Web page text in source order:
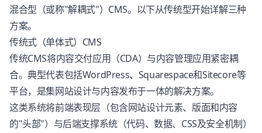
混合型（或称"解耦式"）CMS。以下从传统型开始详解三种
方案。
传统式（单体式）CMS
传统CMS将内容交付应用（CDA）与内容管理应用紧密耦
合。典型代表包括WordPress、Squarespace和Sitecore等
平台，是集网站设计与内容发布于一体的解决方案。
这类系统将前端表现层（包含网站设计元素、版面和内容
的"头部"）与后端支撑系统（代码、数据、CSS及安全机制）